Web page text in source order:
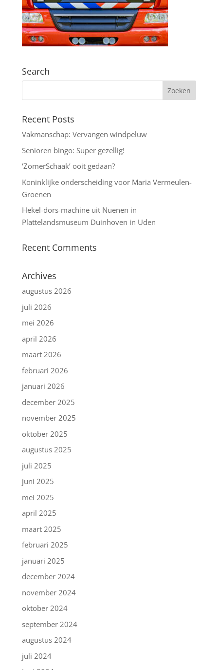
Search
Recent Posts
Vakmanschap: Vervangen windpeluw
Senioren bingo: Super gezellig!
‘ZomerSchaak’ ooit gedaan?
Koninklijke onderscheiding voor Maria Vermeulen-
Groenen
Hekel-dors-machine uit Nuenen in
Plattelandsmuseum Duinhoven in Uden
Recent Comments
Archives
augustus 2026
juli 2026
mei 2026
april 2026
maart 2026
februari 2026
januari 2026
december 2025
november 2025
oktober 2025
augustus 2025
juli 2025
juni 2025
mei 2025
april 2025
maart 2025
februari 2025
januari 2025
december 2024
november 2024
oktober 2024
september 2024
augustus 2024
juli 2024